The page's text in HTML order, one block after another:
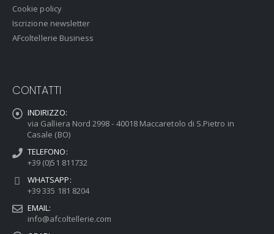
Cookie policy
Iscrizione newsletter
AFcoltellerie Business
CONTATTI
INDIRIZZO:
via Galliera Nord 2998 - 40018 Maccaretolo di S.Pietro in
Casale (BO)
TELEFONO:
+39 (0)51 811732
WHATSAPP:
+39 335 181 8204
EMAIL:
info@afcoltellerie.com